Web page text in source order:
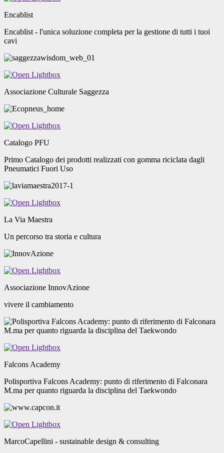
Encablist
Encablist - l'unica soluzione completa per la gestione di tutti i tuoi
cavi
Associazione Culturale Saggezza
Catalogo PFU
Primo Catalogo dei prodotti realizzati con gomma riciclata dagli
Pneumatici Fuori Uso
La Via Maestra
Un percorso tra storia e cultura
Associazione InnovAzione
vivere il cambiamento
Falcons Academy
Polisportiva Falcons Academy: punto di riferimento di Falconara
M.ma per quanto riguarda la disciplina del Taekwondo
MarcoCapellini - sustainable design & consulting